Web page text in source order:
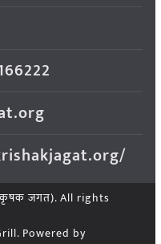
जगत). All rights
Powered by